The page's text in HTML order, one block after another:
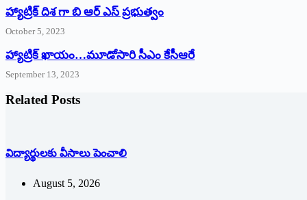
హ్యాట్రిక్ దిశ గా బి ఆర్ ఎస్ ప్రభుత్వం
October 5, 2023
హ్యాట్రిక్‌ ‌ఖాయం…మూడోసారి సీఎం కేసీఆరే
September 13, 2023
Related Posts
విద్యార్థులకు వీసాలు పెంచాలి
August 5, 2026